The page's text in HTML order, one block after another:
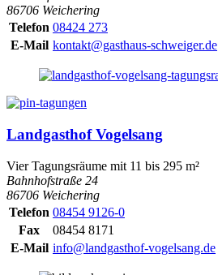
86706 Weichering
Telefon 08424 273
E-Mail kontakt@gasthaus-schweiger.de
Landgasthof Vogelsang
Vier Tagungsräume mit 11 bis 295 m²
Bahnhofstraße 24
86706 Weichering
Telefon 08454 9126-0
Fax
08454 8171
E-Mail info@landgasthof-vogelsang.de